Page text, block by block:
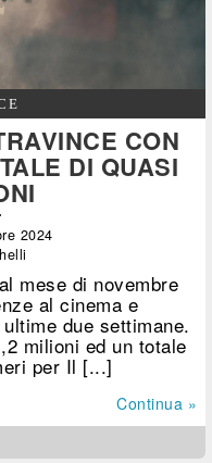
CON
DI QUASI
2024
mese di novembre
al cinema e
due settimane.
milioni ed un totale
per Il [...]
Continua »